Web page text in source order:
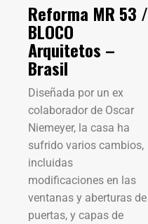
Reforma MR 53 /
BLOCO
Arquitetos –
Brasil
Diseñada por un ex
colaborador de Oscar
Niemeyer, la casa ha
sufrido varios cambios,
incluidas
modificaciones en las
ventanas y aberturas de
puertas, y capas de